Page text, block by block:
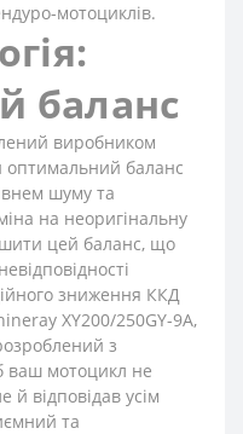
мотоциклів.
баланс
виробником
баланс
шуму та
на неоригінальну
цей баланс, що
зниження ККД
XY200/250GY-9A,
з
ваш мотоцикл не
відповідав усім
та